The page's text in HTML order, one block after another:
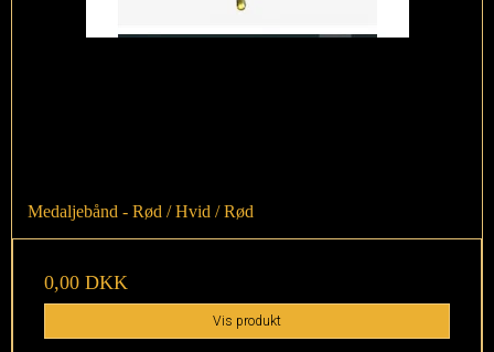
Medaljebånd - Rød / Hvid / Rød
0,00 DKK
Vis produkt